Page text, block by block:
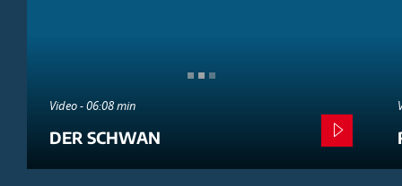
Video - 06:08 min
DER SCHWAN